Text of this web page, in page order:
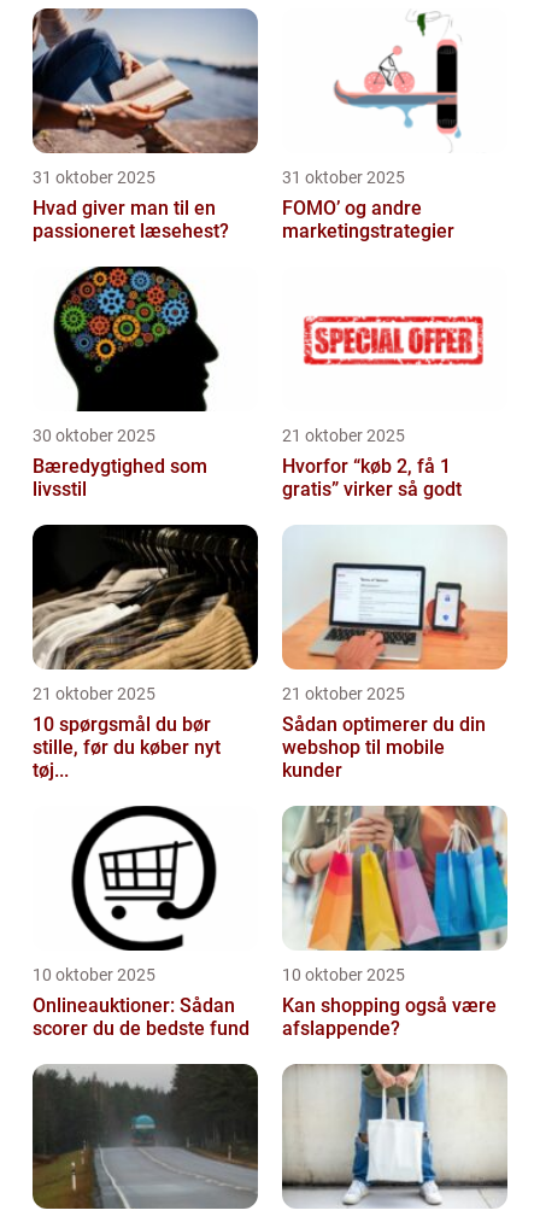
31 oktober 2025
Hvad giver man til en
passioneret læsehest?
31 oktober 2025
FOMO’ og andre
marketingstrategier
30 oktober 2025
Bæredygtighed som
livsstil
21 oktober 2025
Hvorfor “køb 2, få 1
gratis” virker så godt
21 oktober 2025
10 spørgsmål du bør
stille, før du køber nyt
tøj...
21 oktober 2025
Sådan optimerer du din
webshop til mobile
kunder
10 oktober 2025
Onlineauktioner: Sådan
scorer du de bedste fund
10 oktober 2025
Kan shopping også være
afslappende?